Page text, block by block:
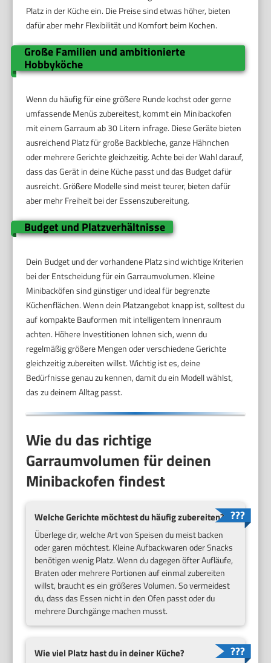
Platz in der Küche ein. Die Preise sind etwas höher, bieten
dafür aber mehr Flexibilität und Komfort beim Kochen.
Große Familien und ambitionierte
Hobbyköche
Wenn du häufig für eine größere Runde kochst oder gerne
umfassende Menüs zubereitest, kommt ein Minibackofen
mit einem Garraum ab 30 Litern infrage. Diese Geräte bieten
ausreichend Platz für große Backbleche, ganze Hähnchen
oder mehrere Gerichte gleichzeitig. Achte bei der Wahl darauf,
dass das Gerät in deine Küche passt und das Budget dafür
ausreicht. Größere Modelle sind meist teurer, bieten dafür
aber mehr Freiheit bei der Essenszubereitung.
Budget und Platzverhältnisse
Dein Budget und der vorhandene Platz sind wichtige Kriterien
bei der Entscheidung für ein Garraumvolumen. Kleine
Minibacköfen sind günstiger und ideal für begrenzte
Küchenflächen. Wenn dein Platzangebot knapp ist, solltest du
auf kompakte Bauformen mit intelligentem Innenraum
achten. Höhere Investitionen lohnen sich, wenn du
regelmäßig größere Mengen oder verschiedene Gerichte
gleichzeitig zubereiten willst. Wichtig ist es, deine
Bedürfnisse genau zu kennen, damit du ein Modell wählst,
das zu deinem Alltag passt.
Wie du das richtige
Garraumvolumen für deinen
Minibackofen findest
Welche Gerichte möchtest du häufig zubereiten?
Überlege dir, welche Art von Speisen du meist backen
oder garen möchtest. Kleine Aufbackwaren oder Snacks
benötigen wenig Platz. Wenn du dagegen öfter Aufläufe,
Braten oder mehrere Portionen auf einmal zubereiten
willst, braucht es ein größeres Volumen. So vermeidest
du, dass das Essen nicht in den Ofen passt oder du
mehrere Durchgänge machen musst.
Wie viel Platz hast du in deiner Küche?